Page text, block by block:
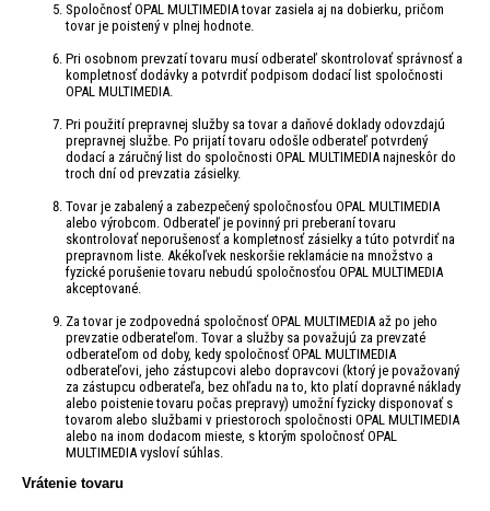
Spoločnosť OPAL MULTIMEDIA tovar zasiela aj na dobierku, pričom
tovar je poistený v plnej hodnote.
Pri osobnom prevzatí tovaru musí odberateľ skontrolovať správnosť a
kompletnosť dodávky a potvrdiť podpisom dodací list spoločnosti
OPAL MULTIMEDIA.
Pri použití prepravnej služby sa tovar a daňové doklady odovzdajú
prepravnej službe. Po prijatí tovaru odošle odberateľ potvrdený
dodací a záručný list do spoločnosti OPAL MULTIMEDIA najneskôr do
troch dní od prevzatia zásielky.
Tovar je zabalený a zabezpečený spoločnosťou OPAL MULTIMEDIA
alebo výrobcom. Odberateľ je povinný pri preberaní tovaru
skontrolovať neporušenosť a kompletnosť zásielky a túto potvrdiť na
prepravnom liste. Akékoľvek neskoršie reklamácie na množstvo a
fyzické porušenie tovaru nebudú spoločnosťou OPAL MULTIMEDIA
akceptované.
Za tovar je zodpovedná spoločnosť OPAL MULTIMEDIA až po jeho
prevzatie odberateľom. Tovar a služby sa považujú za prevzaté
odberateľom od doby, kedy spoločnosť OPAL MULTIMEDIA
odberateľovi, jeho zástupcovi alebo dopravcovi (ktorý je považovaný
za zástupcu odberateľa, bez ohľadu na to, kto platí dopravné náklady
alebo poistenie tovaru počas prepravy) umožní fyzicky disponovať s
tovarom alebo službami v priestoroch spoločnosti OPAL MULTIMEDIA
alebo na inom dodacom mieste, s ktorým spoločnosť OPAL
MULTIMEDIA vysloví súhlas.
Vrátenie tovaru